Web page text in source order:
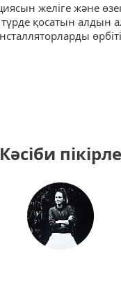
желіге және
қосатын алдын
Кәсіби